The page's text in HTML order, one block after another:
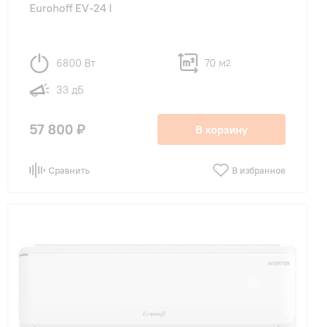
Eurohoff EV-24 I
6800 Вт 70 м2
33 дБ
57 800 ₽ В корзину
Сравнить В избранное